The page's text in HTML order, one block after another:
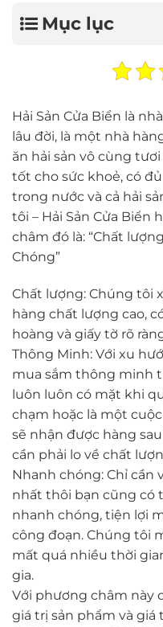
Mục lục
Hải Sản Cửa Biển là
lâu đời, là một nhà
ăn hải sản vô cùng
tốt cho sức khoẻ, có
trong nước và cả hải
tôi – Hải Sản Cửa
châm đó là: “Chất
Chóng”
Chất lượng: Chúng tôi
hàng chất lượng cao,
hoàng và giấy tờ rõ
Thông Minh: Với xu
mua sắm thông minh
luôn luôn có mặt khi
chạm hoặc là một
sẽ nhận được hàng
cần phải lo về chất
Nhanh chóng: Chỉ cần
nhất thôi bạn cũng có
nhanh chóng, tiện lợi
công đoạn. Chúng tôi
mất quá nhiều thời
gia.
Với phương châm này
giá trị sản phẩm và